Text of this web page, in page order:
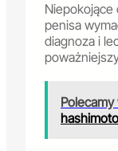
penisa
diagnoza i
Polecamy